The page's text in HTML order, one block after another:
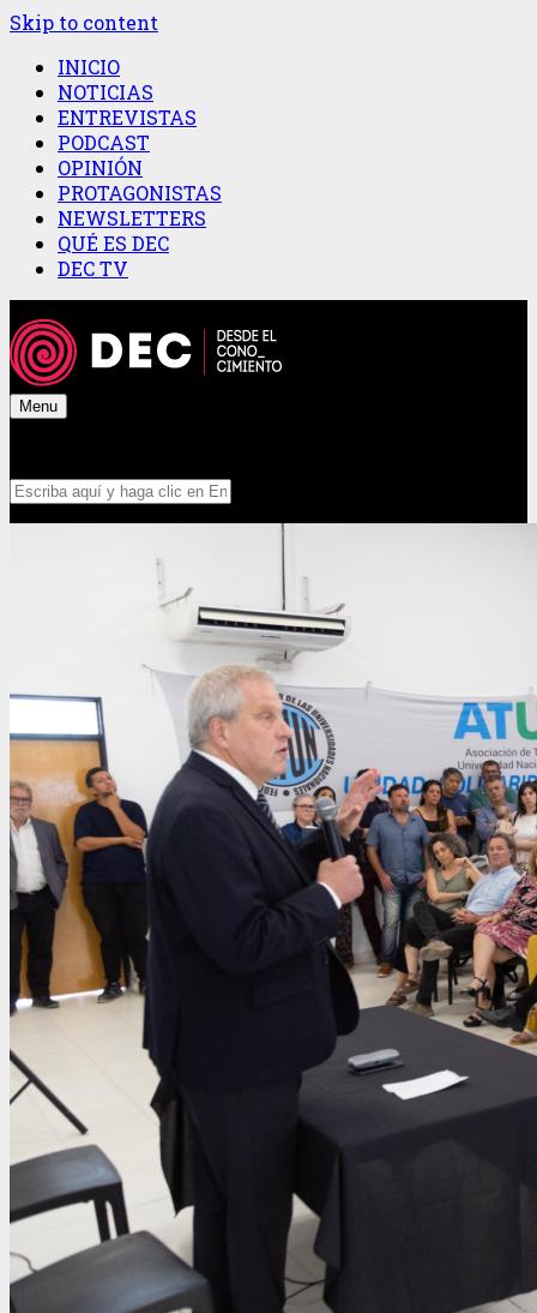
Skip to content
INICIO
NOTICIAS
ENTREVISTAS
PODCAST
OPINIÓN
PROTAGONISTAS
NEWSLETTERS
QUÉ ES DEC
DEC TV
Menu